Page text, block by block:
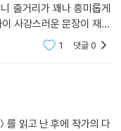
줄거리가 꽤나 흥미롭게
사강스러운 문장이 재밌
열린 결말이고 무겁지 않
1 댓글0
를 읽고 난 후에 작가의 다